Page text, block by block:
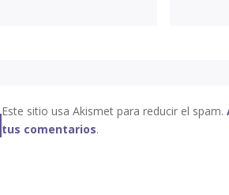
Este sitio usa Akismet para reducir el spam.
tus comentarios.